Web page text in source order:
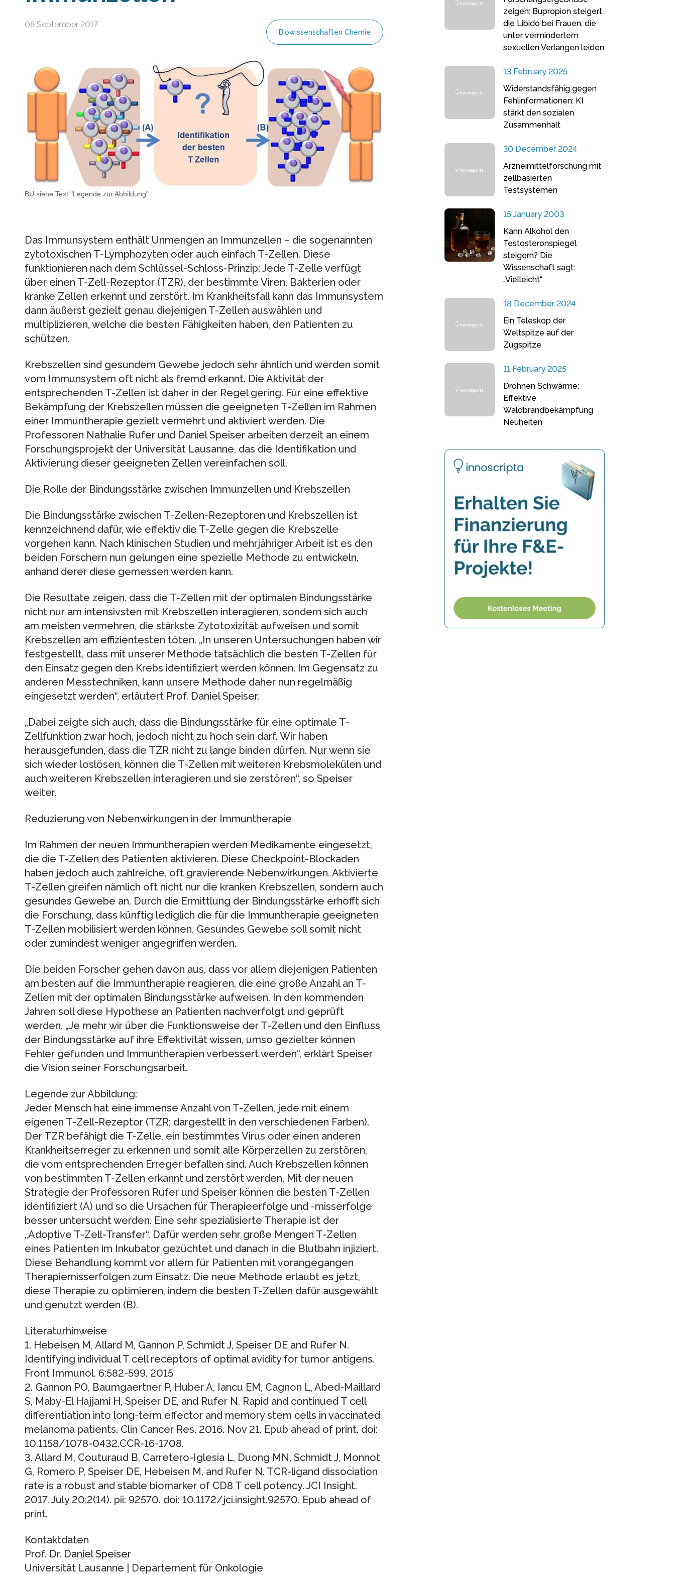
08 September 2017
Biowissenschaften Chemie
BU siehe Text "Legende zur Abbildung"
Das Immunsystem enthält Unmengen an Immunzellen – die sogenannten
zytotoxischen T-Lymphozyten oder auch einfach T-Zellen. Diese
funktionieren nach dem Schlüssel-Schloss-Prinzip: Jede T-Zelle verfügt
über einen T-Zell-Rezeptor (TZR), der bestimmte Viren, Bakterien oder
kranke Zellen erkennt und zerstört. Im Krankheitsfall kann das Immunsystem
dann äußerst gezielt genau diejenigen T-Zellen auswählen und
multiplizieren, welche die besten Fähigkeiten haben, den Patienten zu
schützen.
Krebszellen sind gesundem Gewebe jedoch sehr ähnlich und werden somit
vom Immunsystem oft nicht als fremd erkannt. Die Aktivität der
entsprechenden T-Zellen ist daher in der Regel gering. Für eine effektive
Bekämpfung der Krebszellen müssen die geeigneten T-Zellen im Rahmen
einer Immuntherapie gezielt vermehrt und aktiviert werden. Die
Professoren Nathalie Rufer und Daniel Speiser arbeiten derzeit an einem
Forschungsprojekt der Universität Lausanne, das die Identifikation und
Aktivierung dieser geeigneten Zellen vereinfachen soll.
Die Rolle der Bindungsstärke zwischen Immunzellen und Krebszellen
Die Bindungsstärke zwischen T-Zellen-Rezeptoren und Krebszellen ist
kennzeichnend dafür, wie effektiv die T-Zelle gegen die Krebszelle
vorgehen kann. Nach klinischen Studien und mehrjähriger Arbeit ist es den
beiden Forschern nun gelungen eine spezielle Methode zu entwickeln,
anhand derer diese gemessen werden kann.
Die Resultate zeigen, dass die T-Zellen mit der optimalen Bindungsstärke
nicht nur am intensivsten mit Krebszellen interagieren, sondern sich auch
am meisten vermehren, die stärkste Zytotoxizität aufweisen und somit
Krebszellen am effizientesten töten. „In unseren Untersuchungen haben wir
festgestellt, dass mit unserer Methode tatsächlich die besten T-Zellen für
den Einsatz gegen den Krebs identifiziert werden können. Im Gegensatz zu
anderen Messtechniken, kann unsere Methode daher nun regelmäßig
eingesetzt werden“, erläutert Prof. Daniel Speiser.
„Dabei zeigte sich auch, dass die Bindungsstärke für eine optimale T-
Zellfunktion zwar hoch, jedoch nicht zu hoch sein darf. Wir haben
herausgefunden, dass die TZR nicht zu lange binden dürfen. Nur wenn sie
sich wieder loslösen, können die T-Zellen mit weiteren Krebsmolekülen und
auch weiteren Krebszellen interagieren und sie zerstören“, so Speiser
weiter.
Reduzierung von Nebenwirkungen in der Immuntherapie
Im Rahmen der neuen Immuntherapien werden Medikamente eingesetzt,
die die T-Zellen des Patienten aktivieren. Diese Checkpoint-Blockaden
haben jedoch auch zahlreiche, oft gravierende Nebenwirkungen. Aktivierte
T-Zellen greifen nämlich oft nicht nur die kranken Krebszellen, sondern auch
gesundes Gewebe an. Durch die Ermittlung der Bindungsstärke erhofft sich
die Forschung, dass künftig lediglich die für die Immuntherapie geeigneten
T-Zellen mobilisiert werden können. Gesundes Gewebe soll somit nicht
oder zumindest weniger angegriffen werden.
Die beiden Forscher gehen davon aus, dass vor allem diejenigen Patienten
am besten auf die Immuntherapie reagieren, die eine große Anzahl an T-
Zellen mit der optimalen Bindungsstärke aufweisen. In den kommenden
Jahren soll diese Hypothese an Patienten nachverfolgt und geprüft
werden. „Je mehr wir über die Funktionsweise der T-Zellen und den Einfluss
der Bindungsstärke auf ihre Effektivität wissen, umso gezielter können
Fehler gefunden und Immuntherapien verbessert werden“, erklärt Speiser
die Vision seiner Forschungsarbeit.
Legende zur Abbildung:
Jeder Mensch hat eine immense Anzahl von T-Zellen, jede mit einem
eigenen T-Zell-Rezeptor (TZR; dargestellt in den verschiedenen Farben).
Der TZR befähigt die T-Zelle, ein bestimmtes Virus oder einen anderen
Krankheitserreger zu erkennen und somit alle Körperzellen zu zerstören,
die vom entsprechenden Erreger befallen sind. Auch Krebszellen können
von bestimmten T-Zellen erkannt und zerstört werden. Mit der neuen
Strategie der Professoren Rufer und Speiser können die besten T-Zellen
identifiziert (A) und so die Ursachen für Therapieerfolge und -misserfolge
besser untersucht werden. Eine sehr spezialisierte Therapie ist der
„Adoptive T-Zell-Transfer“. Dafür werden sehr große Mengen T-Zellen
eines Patienten im Inkubator gezüchtet und danach in die Blutbahn injiziert.
Diese Behandlung kommt vor allem für Patienten mit vorangegangen
Therapiemisserfolgen zum Einsatz. Die neue Methode erlaubt es jetzt,
diese Therapie zu optimieren, indem die besten T-Zellen dafür ausgewählt
und genutzt werden (B).
Literaturhinweise
1. Hebeisen M, Allard M, Gannon P, Schmidt J, Speiser DE and Rufer N.
Identifying individual T cell receptors of optimal avidity for tumor antigens.
Front Immunol. 6:582-599. 2015
2. Gannon PO, Baumgaertner P, Huber A, Iancu EM, Cagnon L, Abed-Maillard
S, Maby-El Hajjami H, Speiser DE, and Rufer N. Rapid and continued T cell
differentiation into long-term effector and memory stem cells in vaccinated
melanoma patients. Clin Cancer Res. 2016. Nov 21. Epub ahead of print. doi:
10.1158/1078-0432.CCR-16-1708.
3. Allard M, Couturaud B, Carretero-Iglesia L, Duong MN, Schmidt J, Monnot
G, Romero P, Speiser DE, Hebeisen M, and Rufer N. TCR-ligand dissociation
rate is a robust and stable biomarker of CD8 T cell potency. JCI Insight.
2017. July 20;2(14). pii: 92570. doi: 10.1172/jci.insight.92570. Epub ahead of
print.
Kontaktdaten
Prof. Dr. Daniel Speiser
Universität Lausanne | Departement für Onkologie
zeigen: Bupropion steigert
die Libido bei Frauen, die
unter vermindertem
sexuellen Verlangen leiden
13 February 2025
Widerstandsfähig gegen
Fehlinformationen: KI
stärkt den sozialen
Zusammenhalt
30 December 2024
Arzneimittelforschung mit
zellbasierten
Testsystemen
15 January 2003
Kann Alkohol den
Testosteronspiegel
steigern? Die
Wissenschaft sagt:
„Vielleicht“
18 December 2024
Ein Teleskop der
Weltspitze auf der
Zugspitze
11 February 2025
Drohnen Schwärme:
Effektive
Waldbrandbekämpfung
Neuheiten